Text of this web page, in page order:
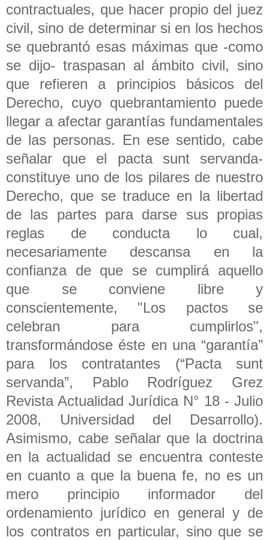
contractuales, que hacer propio del juez
civil, sino de determinar si en los hechos
se quebrantó esas máximas que -como
se dijo- traspasan al ámbito civil, sino
que refieren a principios básicos del
Derecho, cuyo quebrantamiento puede
llegar a afectar garantías fundamentales
de las personas. En ese sentido, cabe
señalar que el pacta sunt servanda-
constituye uno de los pilares de nuestro
Derecho, que se traduce en la libertad
de las partes para darse sus propias
reglas de conducta lo cual,
necesariamente descansa en la
confianza de que se cumplirá aquello
que se conviene libre y
conscientemente, "Los pactos se
celebran para cumplirlos",
transformándose éste en una “garantía”
para los contratantes (“Pacta sunt
servanda”, Pablo Rodríguez Grez
Revista Actualidad Jurídica N° 18 - Julio
2008, Universidad del Desarrollo).
Asimismo, cabe señalar que la doctrina
en la actualidad se encuentra conteste
en cuanto a que la buena fe, no es un
mero principio informador del
ordenamiento jurídico en general y de
los contratos en particular, sino que se